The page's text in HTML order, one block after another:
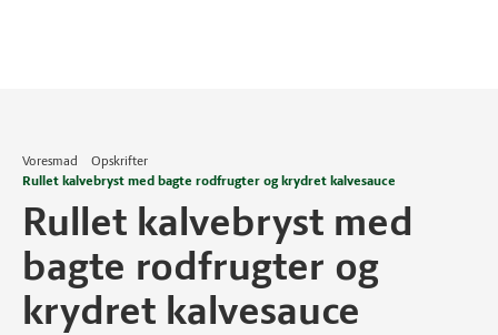
Voresmad
Opskrifter
Rullet kalvebryst med bagte rodfrugter og krydret kalvesauce
Rullet kalvebryst med
bagte rodfrugter og
krydret kalvesauce